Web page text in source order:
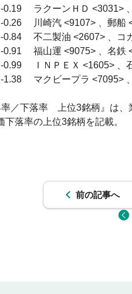
　ラクーンＨＤ <3031>
　川崎汽 <9107> 、郵船
　不二製油 <2607> 、コ
　福山運 <9075> 、名鉄
　ＩＮＰＥＸ <1605> 、
　マクビープラ <7095>
／下落率　上位3銘柄』は
落率の上位3銘柄を記載。
前の記事へ